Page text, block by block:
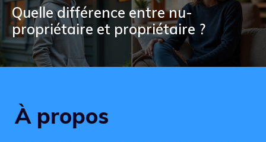
Quelle différence entre nu-
propriétaire et propriétaire ?
À propos